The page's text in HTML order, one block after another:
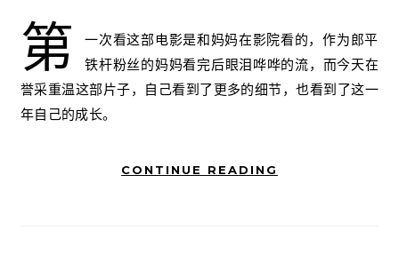
第
一次看这部电影是和妈妈在影院看的，作为郎平
铁杆粉丝的妈妈看完后眼泪哗哗的流，而今天在
誉采重温这部片子，自己看到了更多的细节，也看到了这一
年自己的成长。
CONTINUE READING